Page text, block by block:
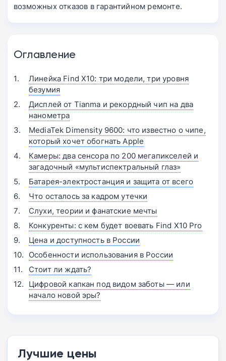
возможных отказов в гарантийном ремонте.
Оглавление
Линейка Find X10: три модели, три уровня
безумия
Дисплей от Tianma и рекордный чип на два
нанометра
MediaTek Dimensity 9600: что известно о чипе,
который хочет обогнать Apple
Камеры: два сенсора по 200 мегапикселей и
загадочный «мультиспектральный глаз»
Батарея-электростанция и защита от всего
Что осталось за кадром утечки
Слухи, теории и фанатские мечты
Конкуренты: с кем будет воевать Find X10 Pro
Цена и доступность в России
Особенности использования в России
Стоит ли ждать?
Цифровой капкан под видом заботы — или
начало новой эры?
Лучшие цены